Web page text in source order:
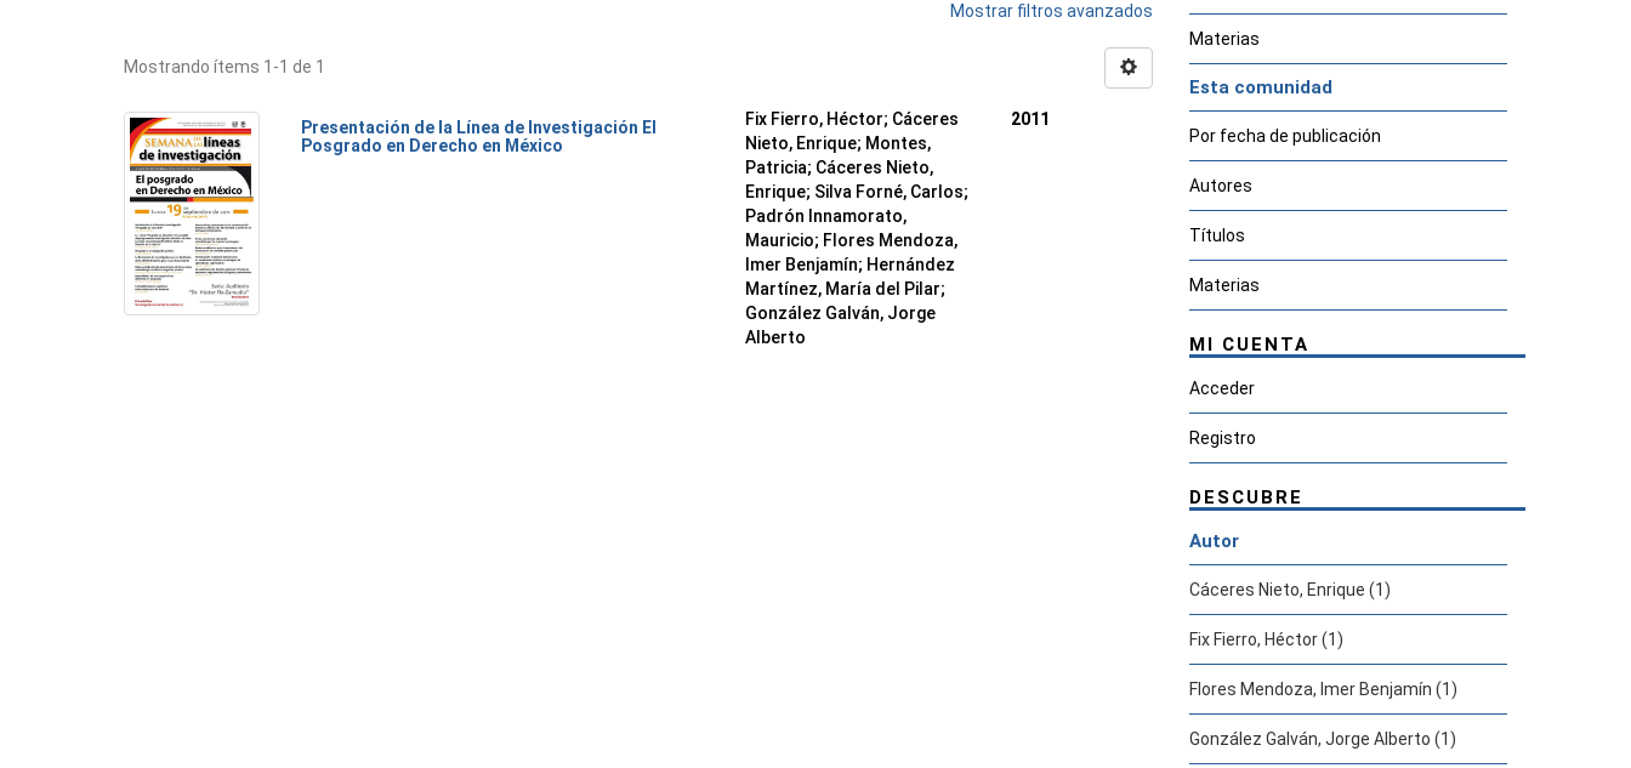
Mostrar filtros avanzados
Mostrando ítems 1-1 de 1
Presentación de la Línea de Investigación El
Posgrado en Derecho en México
Fix Fierro, Héctor; Cáceres
Nieto, Enrique; Montes,
Patricia; Cáceres Nieto,
Enrique; Silva Forné, Carlos;
Padrón Innamorato,
Mauricio; Flores Mendoza,
Imer Benjamín; Hernández
Martínez, María del Pilar;
González Galván, Jorge
Alberto
2011
Materias
Esta comunidad
Por fecha de publicación
Autores
Títulos
Materias
MI CUENTA
Acceder
Registro
DESCUBRE
Autor
Cáceres Nieto, Enrique (1)
Fix Fierro, Héctor (1)
Flores Mendoza, Imer Benjamín (1)
González Galván, Jorge Alberto (1)